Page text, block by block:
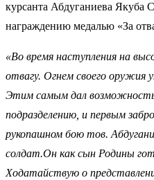
курсанта Абдуганиева Якуба
награждению медалью «За
«Во время наступления на
отвагу. Огнем своего
Этим самым дал возможность
подразделению, и первым
рукопашном бою тов.
солдат.Он как сын Родины
Ходатайствую о